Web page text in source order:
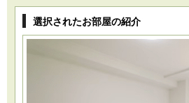
選択されたお部屋の紹介